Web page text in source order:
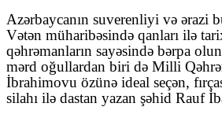
Azərbaycanın suverenliyi və ərazi
Vətən müharibəsində qanları ilə
qəhrəmanların sayəsində bərpa
mərd oğullardan biri də Milli
İbrahimovu özünə ideal seçən,
silahı ilə dastan yazan şəhid Rauf